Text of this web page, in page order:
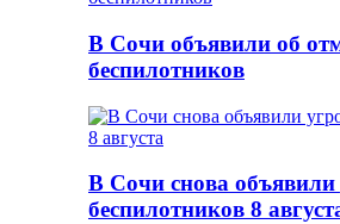
В Сочи объявили об
беспилотников
В Сочи снова объявили
беспилотников 8